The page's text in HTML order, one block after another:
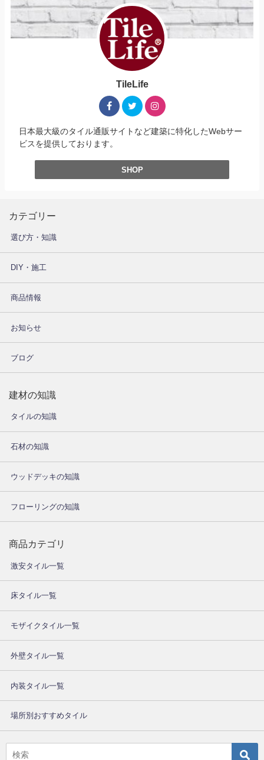
TileLife
日本最大級のタイル通販サイトなど建築に特化したWebサー
ビスを提供しております。
SHOP
カテゴリー
選び方・知識
DIY・施工
商品情報
お知らせ
ブログ
建材の知識
タイルの知識
石材の知識
ウッドデッキの知識
フローリングの知識
商品カテゴリ
激安タイル一覧
床タイル一覧
モザイクタイル一覧
外壁タイル一覧
内装タイル一覧
場所別おすすめタイル